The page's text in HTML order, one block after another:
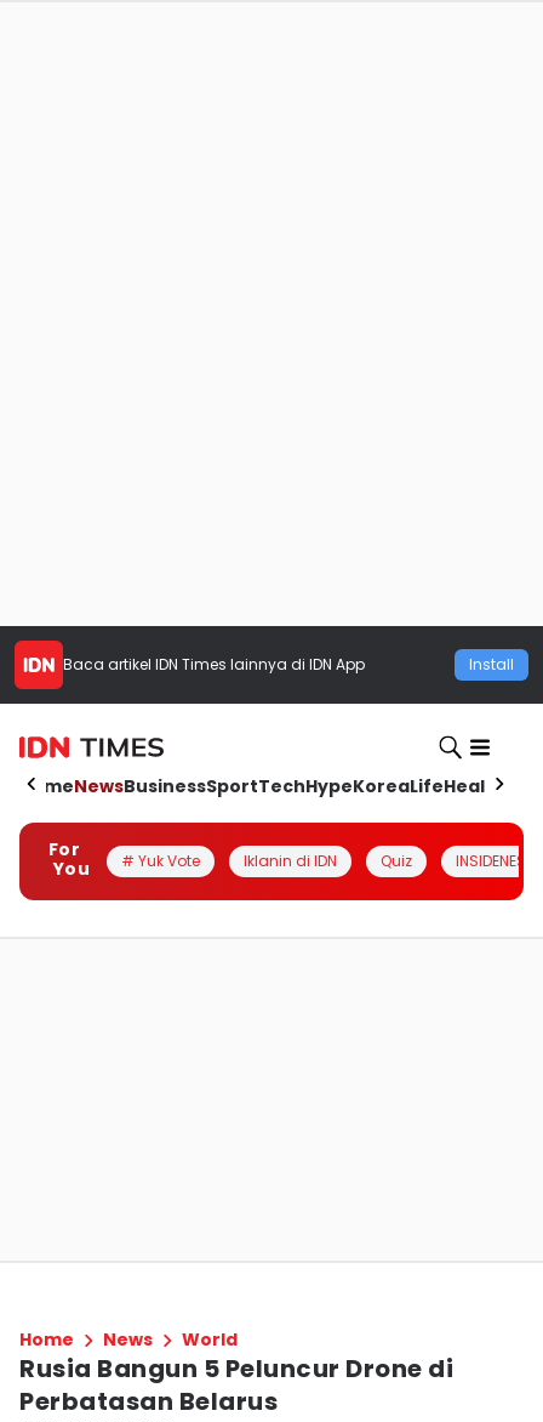
Baca artikel IDN Times lainnya di IDN App Install
HomeNewsBusinessSportTechHypeKoreaLifeHealth
For
You
# Yuk Vote Iklanin di IDN Quiz INSIDENESIA
Home News World
Rusia Bangun 5 Peluncur Drone di
Perbatasan Belarus